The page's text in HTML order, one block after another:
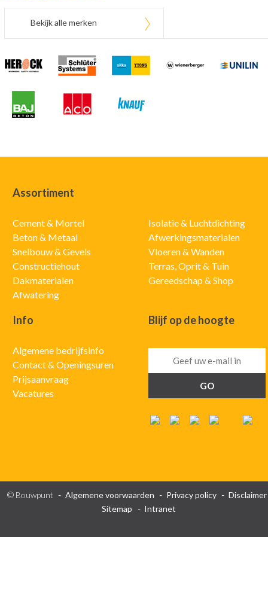
Bekijk alle merken
Assortiment
Cement & Mortel
Beton & Metaal
Snelbouw & Gevels
Constructiehout
Dakmaterialen
Afwatering
Isolatie & Luchtdichting
Afwerkingsmaterialen
Vloeren & Wanden
Terras, Oprit & Tuin
Gereedschap & Shop
Info
Algemene bedrijfsinfo
Contact & Openingsuren
Prijsaanvraag
Vacatures
Blijf op de hoogte
© Bouwpunt Algemene voorwaarden Privacy policy
Disclaimer
Sitemap
Intranet